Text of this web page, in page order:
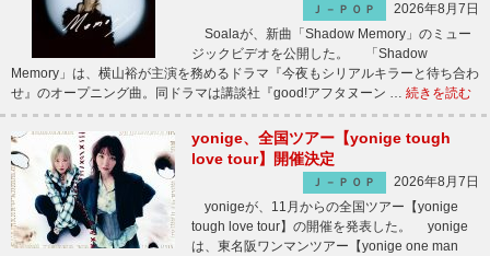
Ｊ－ＰＯＰ
2026年8月7日
Soalaが、新曲「Shadow Memory」のミュー
ジックビデオを公開した。 「Shadow
Memory」は、横山裕が主演を務めるドラマ『今夜もシリアルキラーと待ち合わ
せ』のオープニング曲。同ドラマは講談社『good!アフタヌーン … 続きを読む
yonige、全国ツアー【yonige tough
love tour】開催決定
Ｊ－ＰＯＰ
2026年8月7日
yonigeが、11月からの全国ツアー【yonige
tough love tour】の開催を発表した。 yonige
は、東名阪ワンマンツアー【yonige one man